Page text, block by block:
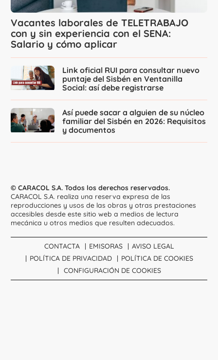
Vacantes laborales de TELETRABAJO
con y sin experiencia con el SENA:
Salario y cómo aplicar
Link oficial RUI para consultar nuevo
puntaje del Sisbén en Ventanilla
Social: así debe registrarse
Así puede sacar a alguien de su núcleo
familiar del Sisbén en 2026: Requisitos
y documentos
© CARACOL S.A. Todos los derechos reservados.
CARACOL S.A. realiza una reserva expresa de las
reproducciones y usos de las obras y otras prestaciones
accesibles desde este sitio web a medios de lectura
mecánica u otros medios que resulten adecuados.
CONTACTA EMISORAS
AVISO LEGAL
POLÍTICA DE PRIVACIDAD
POLÍTICA DE COOKIES
CONFIGURACIÓN DE COOKIES